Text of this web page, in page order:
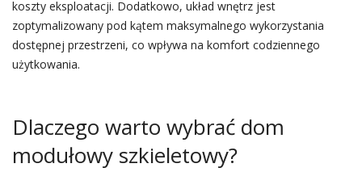
koszty eksploatacji. Dodatkowo, układ wnętrz jest
zoptymalizowany pod kątem maksymalnego wykorzystania
dostępnej przestrzeni, co wpływa na komfort codziennego
użytkowania.
Dlaczego warto wybrać dom
modułowy szkieletowy?